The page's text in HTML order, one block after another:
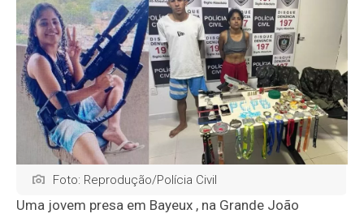
Foto: Reprodução/Polícia Civil
Uma jovem presa em Bayeux , na Grande João